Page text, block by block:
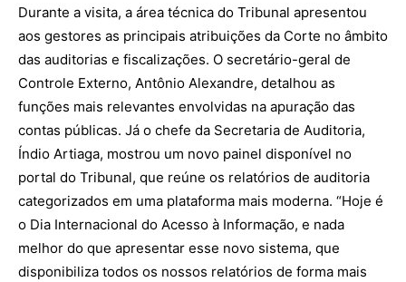
Durante a visita, a área técnica do Tribunal apresentou
aos gestores as principais atribuições da Corte no âmbito
das auditorias e fiscalizações. O secretário-geral de
Controle Externo, Antônio Alexandre, detalhou as
funções mais relevantes envolvidas na apuração das
contas públicas. Já o chefe da Secretaria de Auditoria,
Índio Artiaga, mostrou um novo painel disponível no
portal do Tribunal, que reúne os relatórios de auditoria
categorizados em uma plataforma mais moderna. “Hoje é
o Dia Internacional do Acesso à Informação, e nada
melhor do que apresentar esse novo sistema, que
disponibiliza todos os nossos relatórios de forma mais